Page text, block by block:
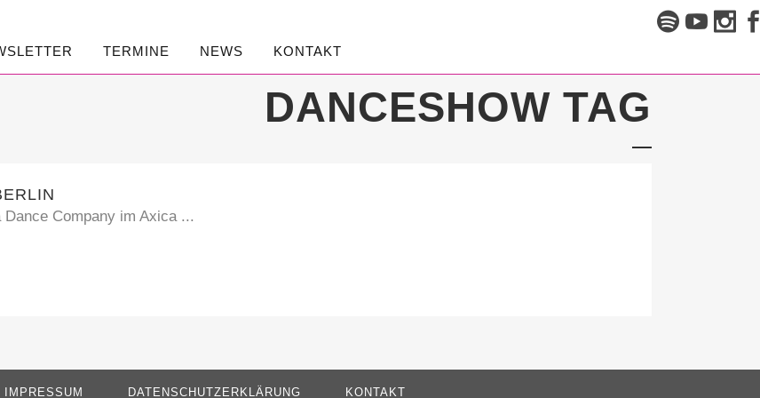
TERMINE NEWS KONTAKT
DANCESHOW TAG
Company im Axica ...
IMPRESSUM DATENSCHUTZERKLÄRUNG
KONTAKT